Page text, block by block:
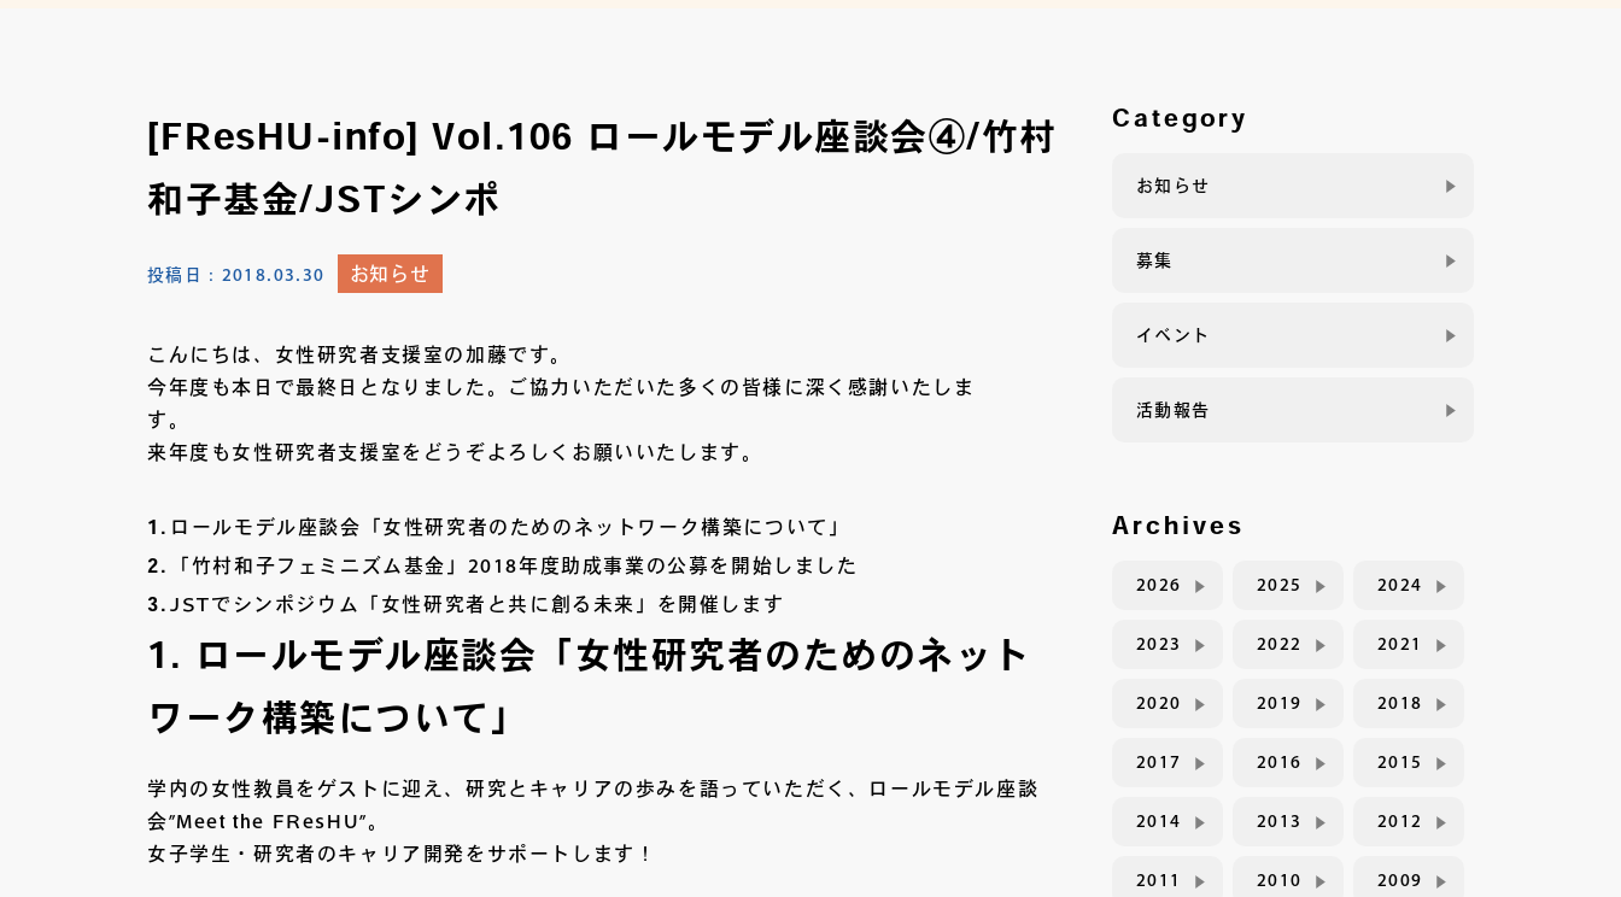
[FResHU-info] Vol.106 ロールモデル座談会④/竹村
和子基金/JSTシンポ
投稿日： 2018.03.30 お知らせ
こんにちは、女性研究者支援室の加藤です。
今年度も本日で最終日となりました。ご協力いただいた多くの皆様に深く感謝いたしま
す。
来年度も女性研究者支援室をどうぞよろしくお願いいたします。
ロールモデル座談会「女性研究者のためのネットワーク構築について」
「竹村和子フェミニズム基金」2018年度助成事業の公募を開始しました
JSTでシンポジウム「女性研究者と共に創る未来」を開催します
1. ロールモデル座談会「女性研究者のためのネット
ワーク構築について」
学内の女性教員をゲストに迎え、研究とキャリアの歩みを語っていただく、ロールモデル座談
会”Meet the FResHU”。
女子学生・研究者のキャリア開発をサポートします！
Category
お知らせ
募集
イベント
活動報告
Archives
2026 2025 2024
2023 2022 2021
2020 2019 2018
2017 2016 2015
2014 2013 2012
2011 2010 2009